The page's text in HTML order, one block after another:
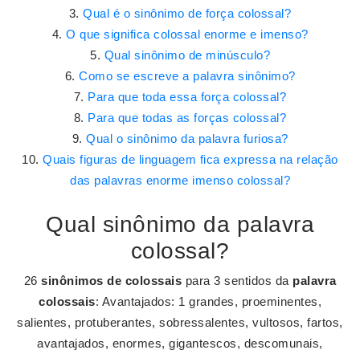
Qual é o sinônimo de força colossal?
O que significa colossal enorme e imenso?
Qual sinônimo de minúsculo?
Como se escreve a palavra sinônimo?
Para que toda essa força colossal?
Para que todas as forças colossal?
Qual o sinônimo da palavra furiosa?
Quais figuras de linguagem fica expressa na relação
das palavras enorme imenso colossal?
Qual sinônimo da palavra
colossal?
26 sinônimos de colossais para 3 sentidos da palavra
colossais: Avantajados: 1 grandes, proeminentes,
salientes, protuberantes, sobressalentes, vultosos, fartos,
avantajados, enormes, gigantescos, descomunais,